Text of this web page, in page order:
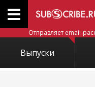
Отправляет email-
Выпуски